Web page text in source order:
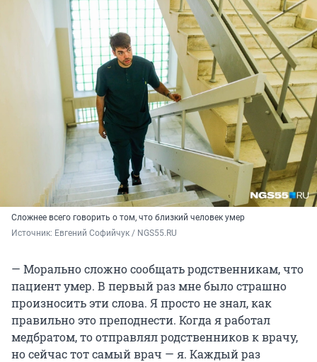
Сложнее всего говорить о том, что близкий человек умер
Источник: Евгений Софийчук / NGS55.RU
— Морально сложно сообщать родственникам, что
пациент умер. В первый раз мне было страшно
произносить эти слова. Я просто не знал, как
правильно это преподнести. Когда я работал
медбратом, то отправлял родственников к врачу,
но сейчас тот самый врач — я. Каждый раз